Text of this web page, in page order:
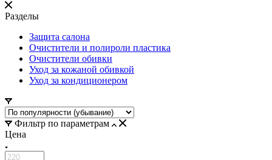
Разделы
Защита салона
Очистители и полироли пластика
Очистители обивки
Уход за кожаной обивкой
Уход за кондиционером
Фильтр по параметрам
Цена